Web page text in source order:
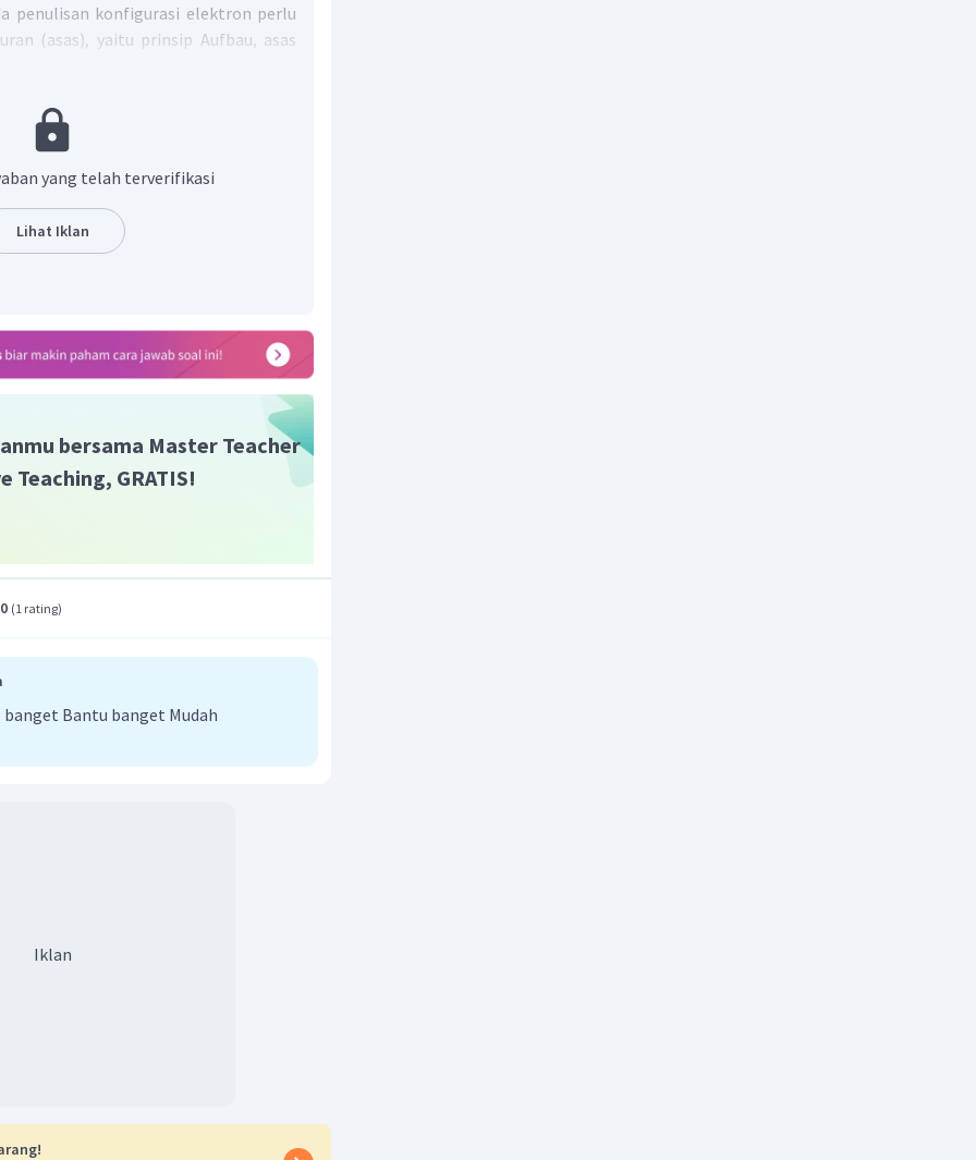
penulisan konfigurasi elektron perlu
(asas), yaitu prinsip Aufbau, asas
elekron, maka akan membentuk ion
karena berada pada kulit terluar)
karena berada pada kulit terluar,
elektron pada orbital
).
yang telah terverifikasi
Lihat Iklan
bersama Master Teacher
Teaching, GRATIS!
(1 rating)
Bantu banget Mudah
Iklan